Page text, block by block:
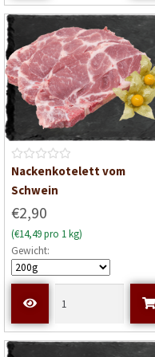
t
0
v
o
n
5
B
e
e
r
t
e
t
t
0
Nackenkotelett vom
Schwein
€2,90
(€14,49 pro 1 kg)
Gewicht: